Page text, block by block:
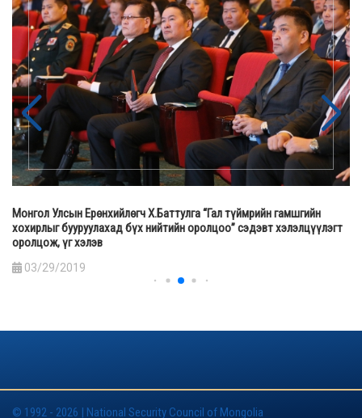
Монгол Улсын Ерөнхийлөгч Х.Баттулга “Гал түймрийн гамшгийн
хохирлыг бууруулахад бүх нийтийн оролцоо” сэдэвт хэлэлцүүлэгт
оролцож, үг хэлэв
03/29/2019
© 1992 - 2026 | National Security Council of Mongolia